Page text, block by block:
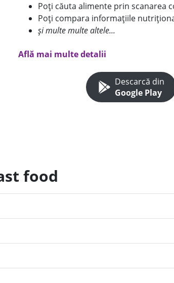
Poți căuta alimente prin scanarea
Poți compara informațiile
și multe multe altele...
Află mai multe detalii
Descarcă din
Google Play
food